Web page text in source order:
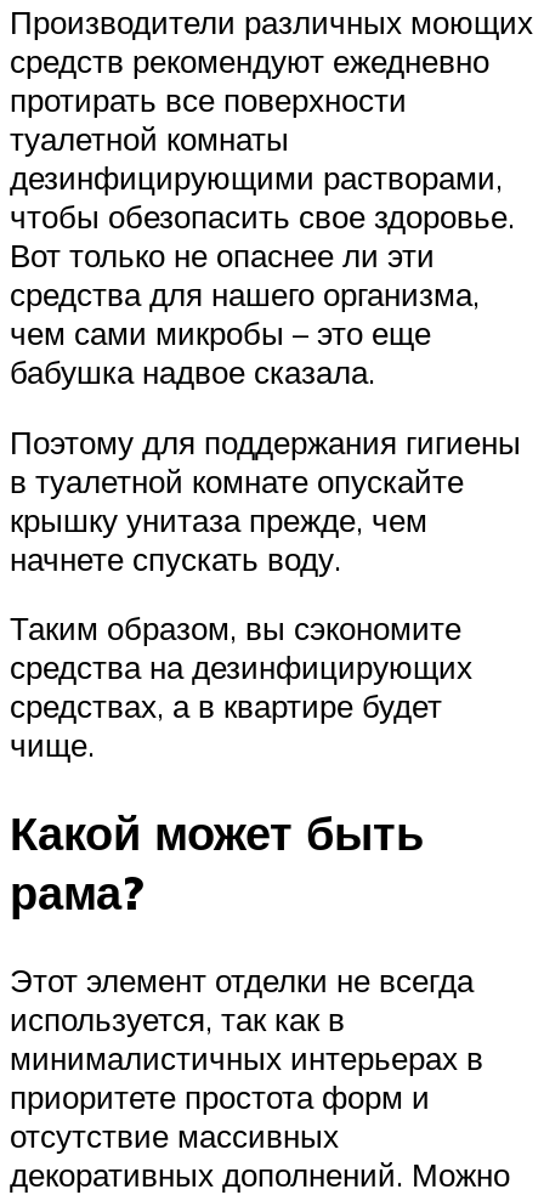
Производители различных моющих
средств рекомендуют ежедневно
протирать все поверхности
туалетной комнаты
дезинфицирующими растворами,
чтобы обезопасить свое здоровье.
Вот только не опаснее ли эти
средства для нашего организма,
чем сами микробы – это еще
бабушка надвое сказала.
Поэтому для поддержания гигиены
в туалетной комнате опускайте
крышку унитаза прежде, чем
начнете спускать воду.
Таким образом, вы сэкономите
средства на дезинфицирующих
средствах, а в квартире будет
чище.
Какой может быть
рама?
Этот элемент отделки не всегда
используется, так как в
минималистичных интерьерах в
приоритете простота форм и
отсутствие массивных
декоративных дополнений. Можно